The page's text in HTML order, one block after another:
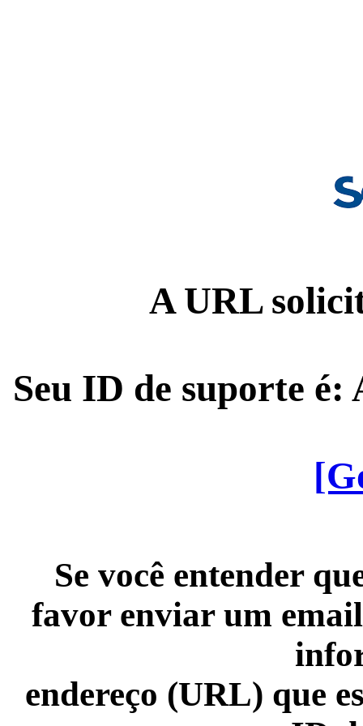
A URL
Seu ID de suporte é:
Se você entender
favor enviar um
endereço (URL) que